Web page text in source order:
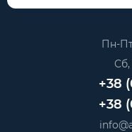
Пн-
+38
+38